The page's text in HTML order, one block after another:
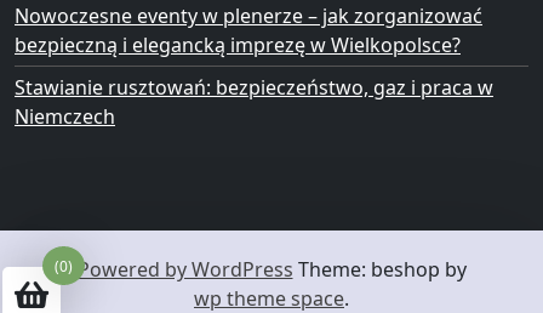
Nowoczesne eventy w plenerze – jak zorganizować
bezpieczną i elegancką imprezę w Wielkopolsce?
Stawianie rusztowań: bezpieczeństwo, gaz i praca w
Niemczech
Powered by WordPress Theme: beshop by
wp theme space.
(0)